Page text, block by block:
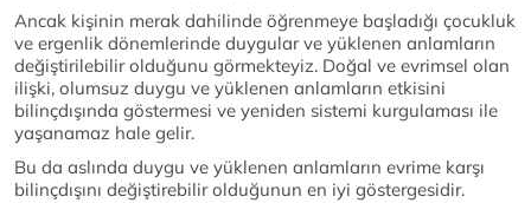
Ancak kişinin merak dahilinde öğrenmeye başladığı çocukluk
ve ergenlik dönemlerinde duygular ve yüklenen anlamların
değiştirilebilir olduğunu görmekteyiz. Doğal ve evrimsel olan
ilişki, olumsuz duygu ve yüklenen anlamların etkisini
bilinçdışında göstermesi ve yeniden sistemi kurgulaması ile
yaşanamaz hale gelir.
Bu da aslında duygu ve yüklenen anlamların evrime karşı
bilinçdışını değiştirebilir olduğunun en iyi göstergesidir.